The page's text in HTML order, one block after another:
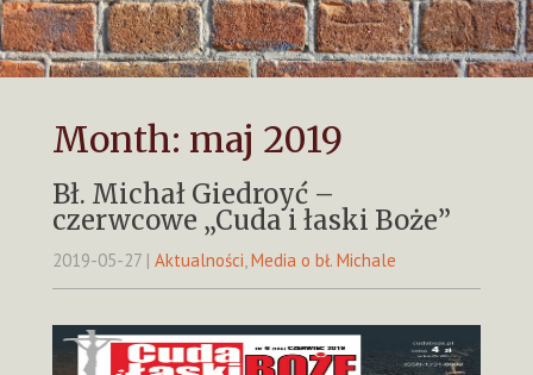
Month: maj 2019
Bł. Michał Giedroyć –
czerwcowe „Cuda i łaski Boże”
2019-05-27 | Aktualności Media o bł. Michale